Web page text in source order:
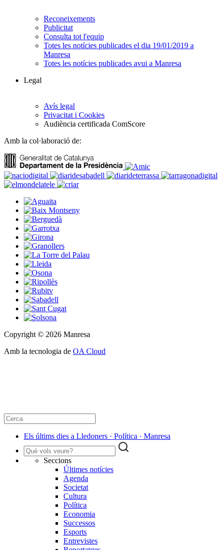
Reconeixements
Publicitat
Consulta tot l'equip
Totes les notícies publicades el dia 19/01/2019 a
Manresa
Totes les notícies publicades avui a Manresa
Legal
Avís legal
Privacitat i Cookies
Audiència certificada ComScore
Amb la col·laboració de:
Copyright © 2026 Manresa
Amb la tecnologia de OA Cloud
Els últims dies a Lledoners · Política · Manresa
Seccions
Últimes notícies
Agenda
Societat
Cultura
Política
Economia
Successos
Esports
Entrevistes